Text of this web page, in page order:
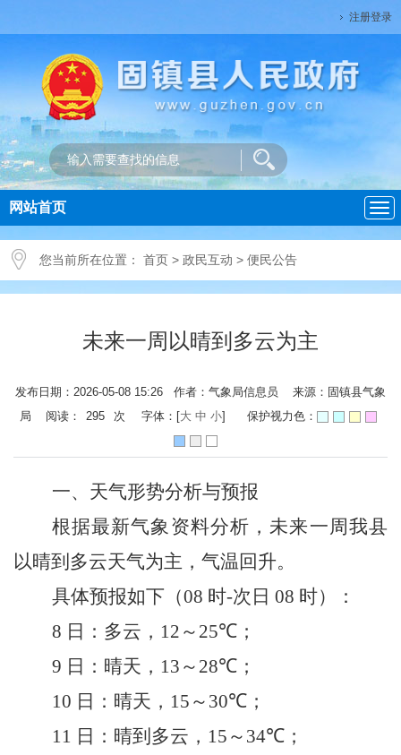
注册登录
导
航
网站首页
您当前所在位置： 首页 > 政民互动 > 便民公告
未来一周以晴到多云为主
发布日期：2026-05-08 15:26 作者：气象局信息员 来源：固镇县气象
局 阅读：
295 次 字体：[大 中 小] 保护视力色：
一、天气形势分析与预报
根据最新气象资料分析，未来一周我县
以晴到多云天气为主，气温回升。
具体预报如下（08 时-次日 08 时）：
8 日：多云， 12 ～ 25℃；
9 日：晴天， 13 ～ 28℃；
10 日：晴天， 15 ～ 30℃；
11 日：晴到多云， 15 ～ 34℃；